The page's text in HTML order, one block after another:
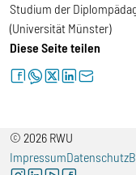
Studium der
(Universität Münster)
Diese Seite teilen
facebookwhatsapptwitterlinkedinletter
© 2026 RWU
ImpressumDatenschutz